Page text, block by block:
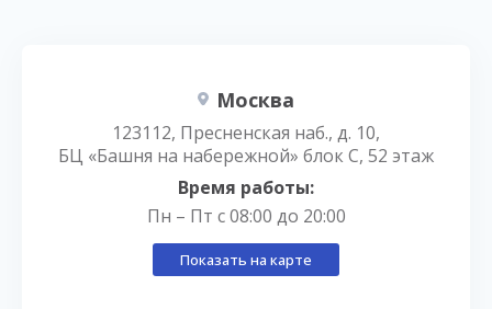
Москва
123112, Пресненская наб., д. 10,
БЦ «Башня на набережной» блок С, 52 этаж
Время работы:
Пн – Пт с 08:00 до 20:00
Показать на карте